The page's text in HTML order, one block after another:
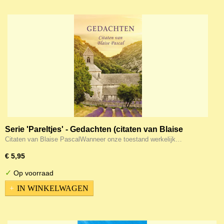
Serie 'Pareltjes' - Gedachten (citaten van Blaise
Pascal)
Citaten van Blaise PascalWanneer onze toestand werkelijk…
€ 5,95
✓ Op voorraad
IN WINKELWAGEN